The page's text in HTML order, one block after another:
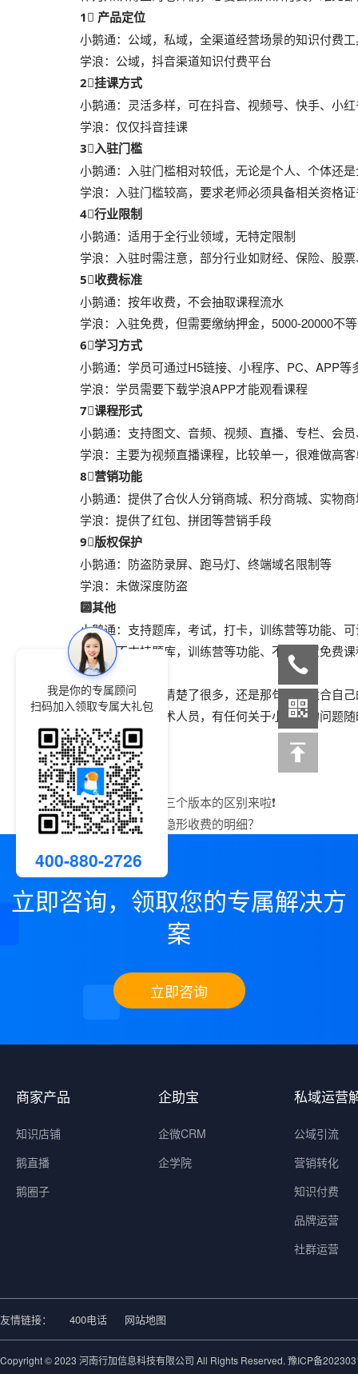
1⃣️ 产品定位
小鹅通：公域，私域，全渠道经营场景的知识付费
学浪：公域，抖音渠道知识付费平台
2⃣️挂课方式
小鹅通：灵活多样，可在抖音、视频号、快手、小
学浪：仅仅抖音挂课
3⃣️入驻门槛
小鹅通：入驻门槛相对较低，无论是个人、个体还
学浪：入驻门槛较高，要求老师必须具备相关资格
4⃣️行业限制
小鹅通：适用于全行业领域，无特定限制
学浪：入驻时需注意，部分行业如财经、保险、股
5⃣️收费标准
小鹅通：按年收费，不会抽取课程流水
学浪：入驻免费，但需要缴纳押金，5000-20000不
6⃣️学习方式
小鹅通：学员可通过H5链接、小程序、PC、APP等
学浪：学员需要下载学浪APP才能观看课程
7⃣️课程形式
小鹅通：支持图文、音频、视频、直播、专栏、会
学浪：主要为视频直播课程，比较单一，很难做高
8⃣️营销功能
小鹅通：提供了合伙人分销商城、积分商城、实物
学浪：提供了红包、拼团等营销手段
9⃣️版权保护
小鹅通：防盗防录屏、跑马灯、终端域名限制等
学浪：未做深度防盗
🔟其他
小鹅通：支持题库，考试，打卡，训练营等功能、
学浪：不支持题库，训练营等功能、不可设置免费
怎么样，有没有清楚了很多，还是那句话，适合自
我是小鹅通的技术人员，有任何关于小鹅通的问题
上一篇：小鹅通三个版本的区别来啦❗
下一篇：小鹅通隐形收费的明细？
立即咨询，领取您的专属解决方
案
立即咨询
商家产品
知识店铺
鹅直播
鹅圈子
企助宝
企微CRM
企学院
私域运营
公域引流
营销转化
知识付费
品牌运营
社群运营
友情链接： 400电话 网站地图
Copyright © 2023 河南行加信息科技有限公司 All Rights Reserved. 豫ICP备
我是你的专属顾问
扫码加入领取专属大礼包
400-880-2726